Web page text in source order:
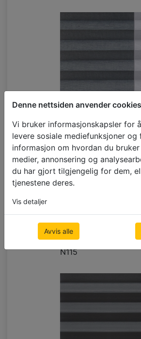
Denne nettsiden anvender cookies
Vi bruker informasjonskapsler for
levere sosiale mediefunksjoner
informasjon om hvordan du
medier, annonsering og
du har gjort tilgjengelig for dem,
tjenestene deres.
Vis detaljer
Avvis alle
+10%
N115